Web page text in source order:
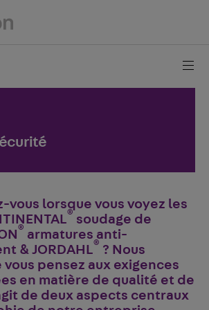
vous lorsque vous voyez les
®
soudage de
®
armatures anti-
& JORDAHL
®
? Nous
pensez aux exigences
en matière de qualité et de
de deux aspects centraux